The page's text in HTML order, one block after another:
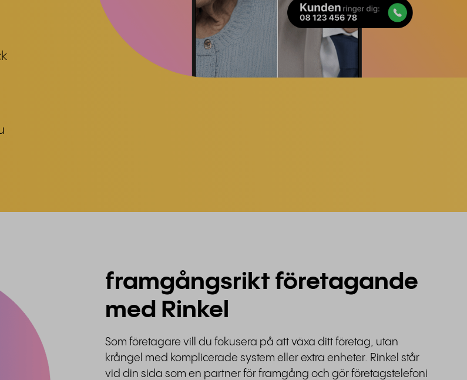
framgångsrikt företagande
med Rinkel
Som företagare vill du fokusera på att växa ditt företag, utan
krångel med komplicerade system eller extra enheter. Rinkel står
vid din sida som en partner för framgång och gör företagstelefoni